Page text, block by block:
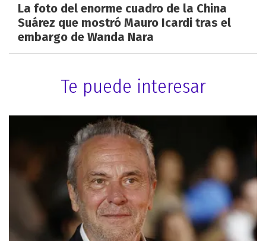
La foto del enorme cuadro de la China
Suárez que mostró Mauro Icardi tras el
embargo de Wanda Nara
Te puede interesar